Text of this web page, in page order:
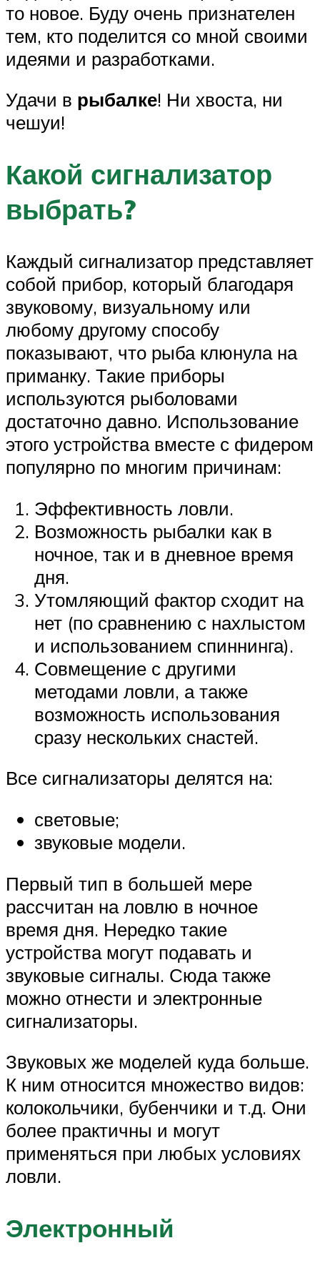
то новое. Буду очень признателен
тем, кто поделится со мной своими
идеями и разработками.
Удачи в рыбалке! Ни хвоста, ни
чешуи!
Какой сигнализатор
выбрать?
Каждый сигнализатор представляет
собой прибор, который благодаря
звуковому, визуальному или
любому другому способу
показывают, что рыба клюнула на
приманку. Такие приборы
используются рыболовами
достаточно давно. Использование
этого устройства вместе с фидером
популярно по многим причинам:
Эффективность ловли.
Возможность рыбалки как в
ночное, так и в дневное время
дня.
Утомляющий фактор сходит на
нет (по сравнению с нахлыстом
и использованием спиннинга).
Совмещение с другими
методами ловли, а также
возможность использования
сразу нескольких снастей.
Все сигнализаторы делятся на:
световые;
звуковые модели.
Первый тип в большей мере
рассчитан на ловлю в ночное
время дня. Нередко такие
устройства могут подавать и
звуковые сигналы. Сюда также
можно отнести и электронные
сигнализаторы.
Звуковых же моделей куда больше.
К ним относится множество видов:
колокольчики, бубенчики и т.д. Они
более практичны и могут
применяться при любых условиях
ловли.
Электронный